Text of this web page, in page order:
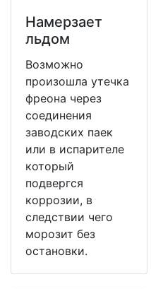
Намерзает
льдом
Возможно
произошла утечка
фреона через
соединения
заводских паек
или в испарителе
который
подвергся
коррозии, в
следствии чего
морозит без
остановки.